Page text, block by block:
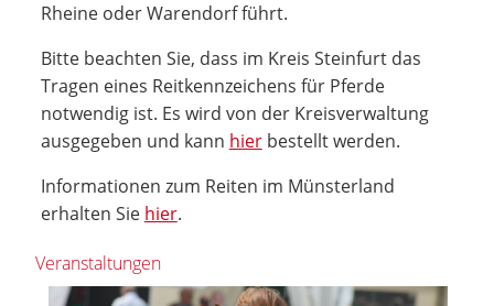
Rheine oder Warendorf führt.
Bitte beachten Sie, dass im Kreis Steinfurt das
Tragen eines Reitkennzeichens für Pferde
notwendig ist. Es wird von der Kreisverwaltung
ausgegeben und kann hierbestellt werden.
Informationen zum Reiten im Münsterland
erhalten Sie hier.
Veranstaltungen